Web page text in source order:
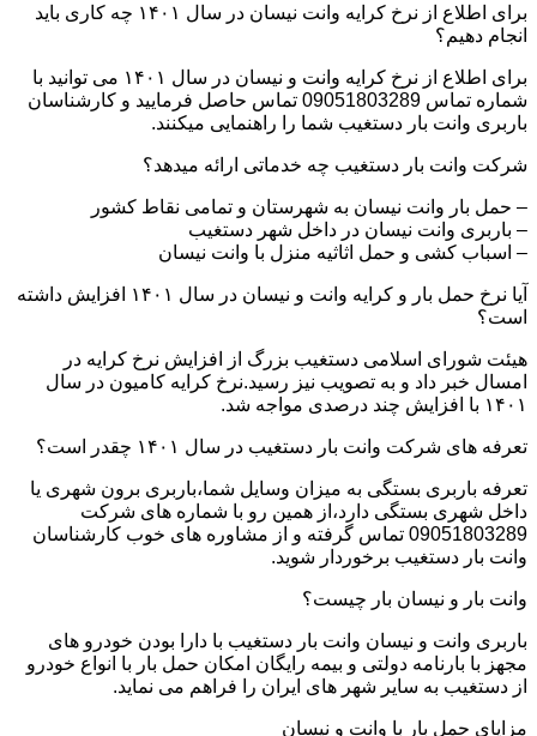
برای اطلاع از نرخ کرایه وانت نیسان در سال ۱۴۰۱ چه کاری باید
انجام دهیم؟
برای اطلاع از نرخ کرایه وانت و نیسان در سال ۱۴۰۱ می توانید با
شماره تماس 09051803289 تماس حاصل فرمایید و کارشناسان
باربری وانت بار دستغیب شما را راهنمایی میکنند.
شرکت وانت بار دستغیب چه خدماتی ارائه میدهد؟
– حمل بار وانت نیسان به شهرستان و تمامی نقاط کشور
– باربری وانت نیسان در داخل شهر دستغیب
– اسباب کشی و حمل اثاثیه منزل با وانت نیسان
آیا نرخ حمل بار و کرایه وانت و نیسان در سال ۱۴۰۱ افزایش داشته
است؟
هیئت شورای اسلامی دستغیب بزرگ از افزایش نرخ کرایه در
امسال خبر داد و به تصویب نیز رسید.نرخ کرایه کامیون در سال
۱۴۰۱ با افزایش چند درصدی مواجه شد.
تعرفه های شرکت وانت بار دستغیب در سال ۱۴۰۱ چقدر است؟
تعرفه باربری بستگی به میزان وسایل شما،باربری برون شهری یا
داخل شهری بستگی دارد،از همین رو با شماره های شرکت
09051803289 تماس گرفته و از مشاوره های خوب کارشناسان
وانت بار دستغیب برخوردار شوید.
وانت بار و نیسان بار چیست؟
باربری وانت و نیسان وانت بار دستغیب با دارا بودن خودرو های
مجهز با بارنامه دولتی و بیمه رایگان امکان حمل بار با انواع خودرو
از دستغیب به سایر شهر های ایران را فراهم می نماید.
مزایای حمل بار با وانت و نیسان